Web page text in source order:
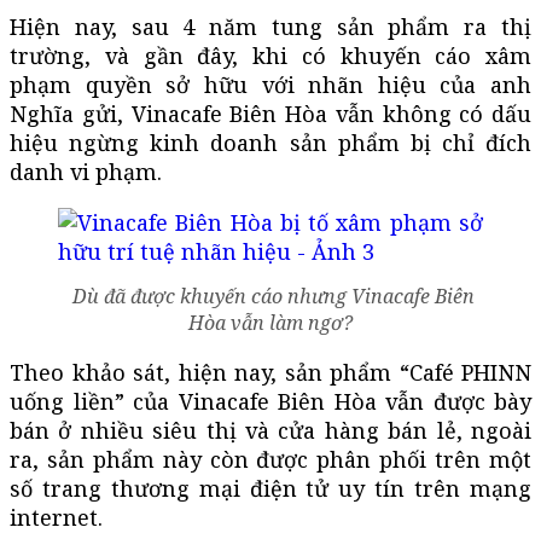
Hiện nay, sau 4 năm tung sản phẩm ra thị
trường, và gần đây, khi có khuyến cáo xâm
phạm quyền sở hữu với nhãn hiệu của anh
Nghĩa gửi, Vinacafe Biên Hòa vẫn không có dấu
hiệu ngừng kinh doanh sản phẩm bị chỉ đích
danh vi phạm.
Dù đã được khuyến cáo nhưng Vinacafe Biên
Hòa vẫn làm ngơ?
Theo khảo sát, hiện nay, sản phẩm “Café PHINN
uống liền” của Vinacafe Biên Hòa vẫn được bày
bán ở nhiều siêu thị và cửa hàng bán lẻ, ngoài
ra, sản phẩm này còn được phân phối trên một
số trang thương mại điện tử uy tín trên mạng
internet.